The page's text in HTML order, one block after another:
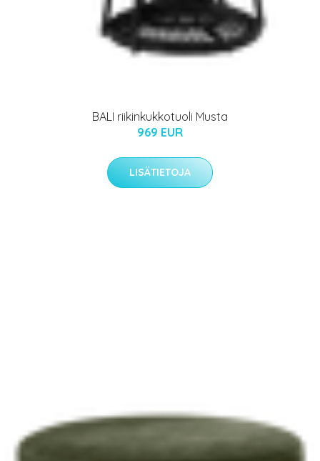
BALI riikinkukkotuoli Musta
969 EUR
LISÄTIETOJA